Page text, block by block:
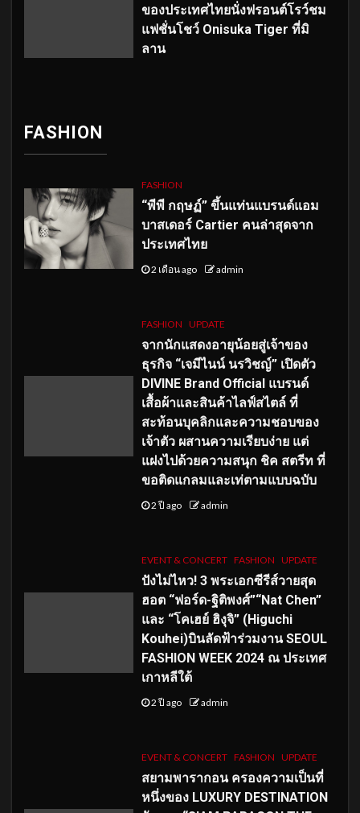
ของประเทศไทยนั่งฟรอนต์โรว์ชม
แฟชั่นโชว์ Onisuka Tiger ที่มิ
ลาน
FASHION
FASHION
“พีพี กฤษฏ์” ขึ้นแท่นแบรนด์แอม
บาสเดอร์ Cartier คนล่าสุดจาก
ประเทศไทย
2 เดือน ago admin
FASHION UPDATE
จากนักแสดงอายุน้อยสู่เจ้าของ
ธุรกิจ “เจมีไนน์ นรวิชญ์” เปิดตัว
DIVINE Brand Official แบรนด์
เสื้อผ้าและสินค้าไลฟ์สไตล์ ที่
สะท้อนบุคลิกและความชอบของ
เจ้าตัว ผสานความเรียบง่าย แต่
แฝงไปด้วยความสนุก ชิค สตรีท ที่
ขอติดแกลมและเท่ตามแบบฉบับ
2 ปี ago admin
EVENT & CONCERT FASHION UPDATE
ปังไม่ไหว! 3 พระเอกซีรีส์วายสุด
ฮอต “ฟอร์ด-ฐิติพงศ์”“Nat Chen”
และ “โคเฮย์ ฮิงุจิ” (Higuchi
Kouhei)บินลัดฟ้าร่วมงาน SEOUL
FASHION WEEK 2024 ณ ประเทศ
เกาหลีใต้
2 ปี ago admin
EVENT & CONCERT FASHION UPDATE
สยามพารากอน ครองความเป็นที่
หนึ่งของ LUXURY DESTINATION